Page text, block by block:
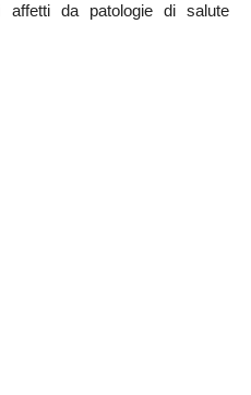
affetti da patologie di salute